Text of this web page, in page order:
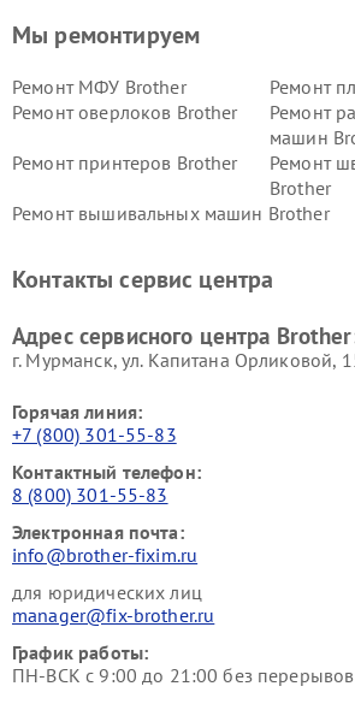
Мы ремонтируем
Ремонт МФУ Brother
Ремонт
Ремонт оверлоков Brother
Ремонт
машин
Ремонт принтеров Brother
Ремонт
Brother
Ремонт вышивальных машин Brother
Контакты сервис центра
Адрес сервисного центра
г. Мурманск, ул. Капитана Орликовой,
Горячая линия:
+7 (800) 301-55-83
Контактный телефон:
8 (800) 301-55-83
Электронная почта:
info@brother-fixim.ru
для юридических лиц
manager@fix-brother.ru
График работы:
ПН-ВСК с 9:00 до 21:00 без